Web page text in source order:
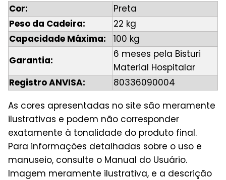
Cor:
Preta
Peso da Cadeira:
22 kg
Capacidade Máxima:
100 kg
Garantia:
6 meses pela Bisturi
Material Hospitalar
Registro ANVISA:
80336090004
As cores apresentadas no site são meramente
ilustrativas e podem não corresponder
exatamente à tonalidade do produto final.
Para informações detalhadas sobre o uso e
manuseio, consulte o Manual do Usuário.
Imagem meramente ilustrativa, e a descrição